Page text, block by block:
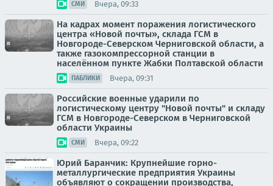
СМИ Вчера, 09:33
На кадрах момент поражения логистического
центра «Новой почты», склада ГСМ в
Новгороде-Северском Черниговской области, а
также газокомпрессорной станции в
населённом пункте Жабки Полтавской области
ПАБЛИКИ Вчера, 09:31
Российские военные ударили по
логистическому центру "Новой почты" и складу
ГСМ в Новгороде-Северском в Черниговской
области Украины
СМИ Вчера, 09:22
Юрий Баранчик: Крупнейшие горно-
металлургические предприятия Украины
объявляют о сокращении производства,